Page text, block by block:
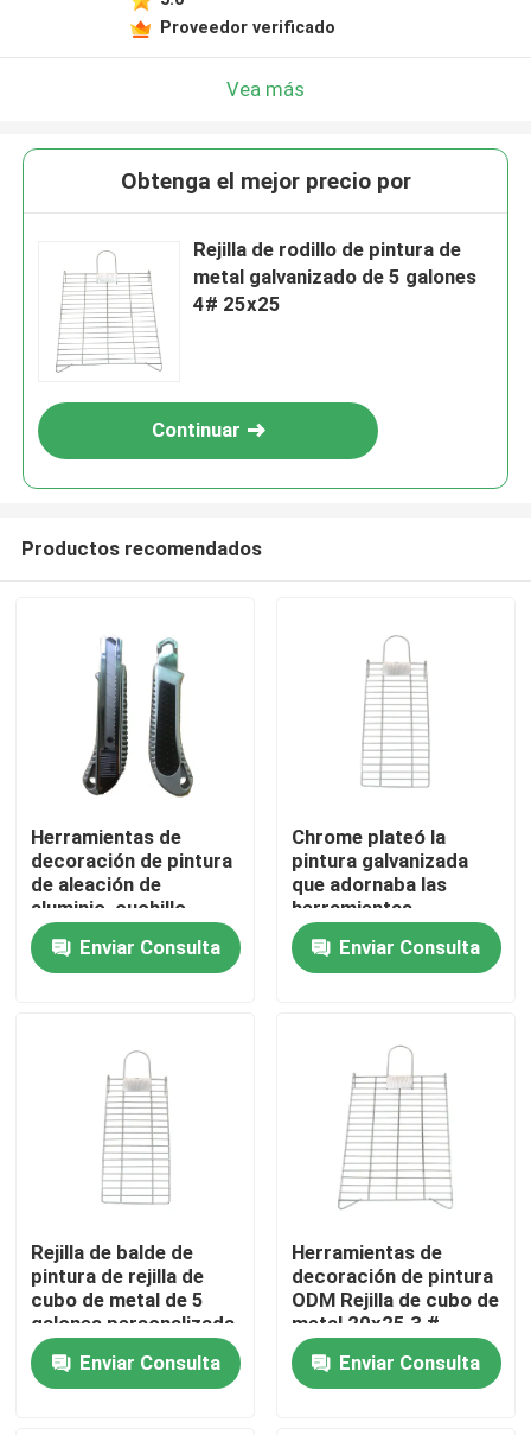
Sobre nosotros
Visita a la fábrica
Control de Calidad
Contacto
noticias
Todos los casos
Cepillo de pintura de casa
Proveedor verificado
Vea más
Obtenga el mejor precio por
Rejilla de rodillo de pintura de
metal galvanizado de 5 galones
4# 25x25
Continuar
Productos recomendados
Herramientas de
decoración de pintura
de aleación de
aluminio, cuchillo
cortador de cuchillas
para papel tapiz,
100x18
Enviar Consulta
Chrome plateó la
pintura galvanizada
que adornaba las
herramientas
resistentes rejilla del
cubo de 5 galones
Enviar Consulta
Rejilla de balde de
pintura de rejilla de
cubo de metal de 5
galones personalizada
1 #
Enviar Consulta
Herramientas de
decoración de pintura
ODM Rejilla de cubo de
metal 20x25 3 #
Enviar Consulta